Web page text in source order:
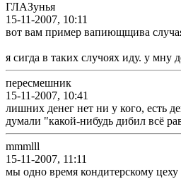
ГЛАЗунья
15-11-2007, 10:11
вот вам пример вапиющщива
я сигда в таких случоях иду. у
пересмешник
15-11-2007, 10:41
лишних денег нет ни у кого, есть
думали "какой-нибудь дибил всё
mmmlll
15-11-2007, 11:11
мы одно время кондитерскому